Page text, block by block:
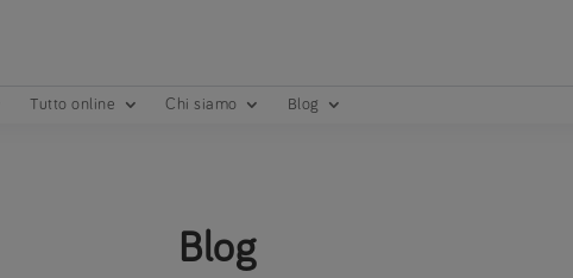
Tutto online Chi siamo Blog
Blog